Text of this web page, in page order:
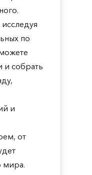
по
и собрать
и
от
мира.